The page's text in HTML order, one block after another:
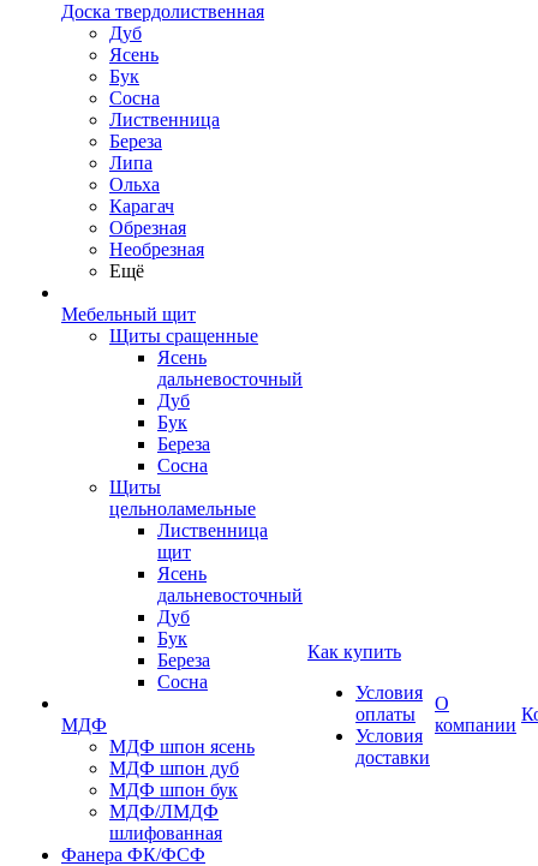
Доска твердолиственная
Дуб
Ясень
Бук
Сосна
Лиственница
Береза
Липа
Ольха
Карагач
Обрезная
Необрезная
Ещё
Мебельный щит
Щиты сращенные
Ясень
дальневосточный
Дуб
Бук
Береза
Сосна
Щиты
цельноламельные
Лиственница
щит
Ясень
дальневосточный
Дуб
Бук
Береза
Сосна
МДФ
МДФ шпон ясень
МДФ шпон дуб
МДФ шпон бук
МДФ/ЛМДФ
шлифованная
Фанера ФК/ФСФ
Как купить
Условия
оплаты
Условия
доставки
О
компании